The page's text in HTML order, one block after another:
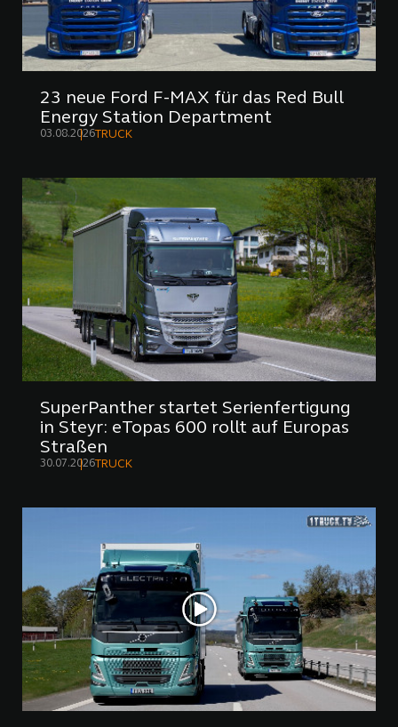
23 neue Ford F-MAX für das Red Bull
Energy Station Department
03.08.2026 TRUCK
SuperPanther startet Serienfertigung
in Steyr: eTopas 600 rollt auf Europas
Straßen
30.07.2026 TRUCK